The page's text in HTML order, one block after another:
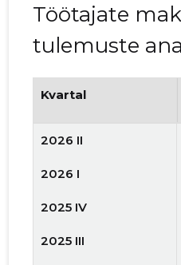
Töötajate
tulemuste
Kvartal
2026 II
2026 I
2025 IV
2025 III